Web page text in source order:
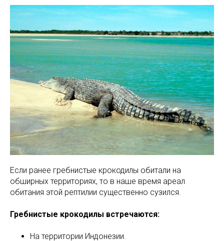
Если ранее гребнистые крокодилы обитали на
обширных территориях, то в наше время ареал
обитания этой рептилии существенно сузился.
Гребнистые крокодилы встречаются:
На территории Индонезии.